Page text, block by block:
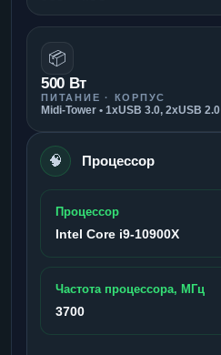
📦
500 Вт
ПИТАНИЕ · КОРПУС
Midi-Tower • 1xUSB 3.0, 2xUSB 2.0
🧠 Процессор
Процессор
Intel Core i9-10900X
Частота процессора, МГц
3700